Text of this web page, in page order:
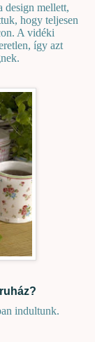
design mellett,
hogy teljesen
A vidéki
így azt
indultunk.